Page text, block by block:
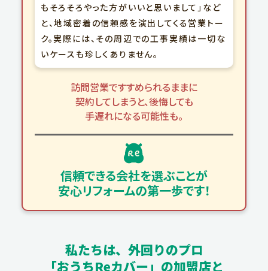
もそろそろやった方がいいと思いまして」など
と、地域密着の信頼感を演出してくる営業トー
ク。実際には、その周辺での工事実績は一切な
いケースも珍しくありません。
訪問営業ですすめられるままに
契約してしまうと、後悔しても
手遅れになる可能性も。
信頼できる会社を選ぶことが
安心リフォームの第一歩です！
私たちは、外回りのプロ
「おうちReカバー」の加盟店と